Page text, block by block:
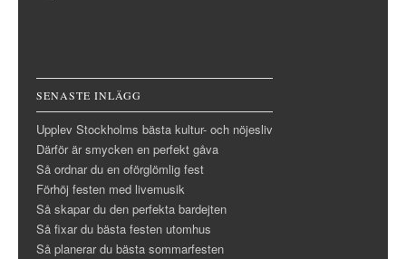
SENASTE INLÄGG
Upplev Stockholms bästa kultur- och nöjesliv
Därför är smycken en perfekt gåva
Så ordnar du en oförglömlig fest
Förhöj festen med livemusik
Så skapar du den perfekta bardejten
Så fixar du bästa festen utomhus
Så planerar du bästa sommarfesten